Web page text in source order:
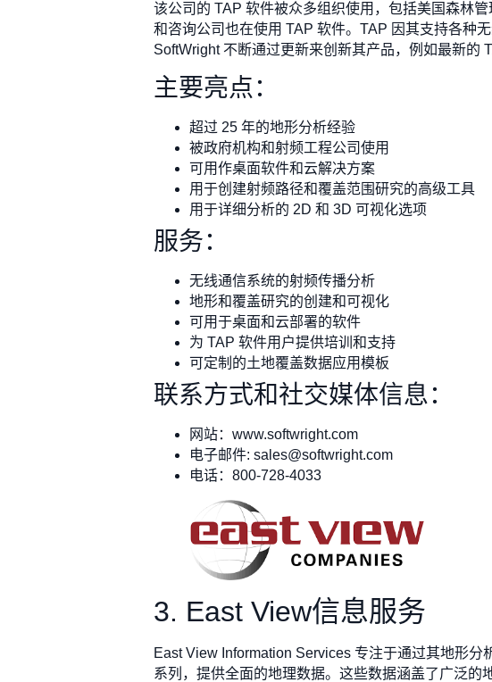
该公司的 TAP 软件被众多组织使用，包括美国森林
和咨询公司也在使用 TAP 软件。TAP 因其支持各种
SoftWright 不断通过更新来创新其产品，例如最新的
主要亮点：
超过 25 年的地形分析经验
被政府机构和射频工程公司使用
可用作桌面软件和云解决方案
用于创建射频路径和覆盖范围研究的高级工具
用于详细分析的 2D 和 3D 可视化选项
服务：
无线通信系统的射频传播分析
地形和覆盖研究的创建和可视化
可用于桌面和云部署的软件
为 TAP 软件用户提供培训和支持
可定制的土地覆盖数据应用模板
联系方式和社交媒体信息：
网站：www.softwright.com
电子邮件: sales@softwright.com
电话：800-728-4033
3. East View信息服务
East View Information Services 专注于通过其地形
系列，提供全面的地理数据。这些数据涵盖了广泛